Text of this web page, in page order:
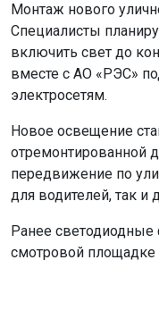
Монтаж нового
Специалисты
включить свет до
вместе с АО «РЭС»
электросетям.
Новое освещение
отремонтированной
передвижение по
для водителей, так и
Ранее светодиодные
смотровой площадке